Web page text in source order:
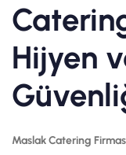
Hijyen
Maslak Catering